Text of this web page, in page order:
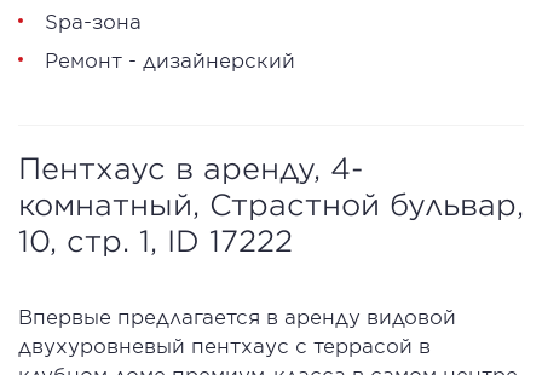
Spa-зона
Ремонт - дизайнерский
Пентхаус в аренду, 4-
комнатный, Страстной бульвар,
10, стр. 1, ID 17222
Впервые предлагается в аренду видовой
двухуровневый пентхаус с террасой в